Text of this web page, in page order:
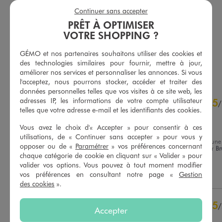
Existe en taille +
-50% sur le 2ème produit d'été
AJOUTERAU PANIER
Existe en taille +
-50% sur le 2ème produit d'été
AJOUTER AU PANIER
4.9/5
Basé sur18 avis soumis à un
contrôle
Voir tous les avis sur ce site
5étoiles
4étoiles
2
0
2étoiles
0
5/
Avis vérifié et récompensé
Rien a redire
Avis du 07/08/2026 , suite à une
expérience du25/07/2026 par
V.
Utile(0) Signaler
5/
PRÊT À OPTIMISER
VOTRE SHOPPING ?
GÉMO et nos partenaires souhaitons utiliser des cookies et
des technologies similaires pour fournir, mettre à jour,
améliorer nos services et personnaliser les annonces. Si vous
l'acceptez, nous pourrons stocker, accéder et traiter des
données personnelles telles que vos visites à ce site web, les
adresses IP, les informations de votre compte utilisateur
telles que votre adresse e-mail et les identifiants des cookies.
Vous avez le choix d'« Accepter » pour consentir à ces
utilisations, de « Continuer sans accepter » pour vous y
opposer ou de « Paramétrer » vos préférences concernant
chaque catégorie de cookie en cliquant sur « Valider » pour
valider vos options. Vous pouvez à tout moment modifier
vos préférences en consultant notre page « Gestion
des cookies ».
Accepter
Continuer sans accepter